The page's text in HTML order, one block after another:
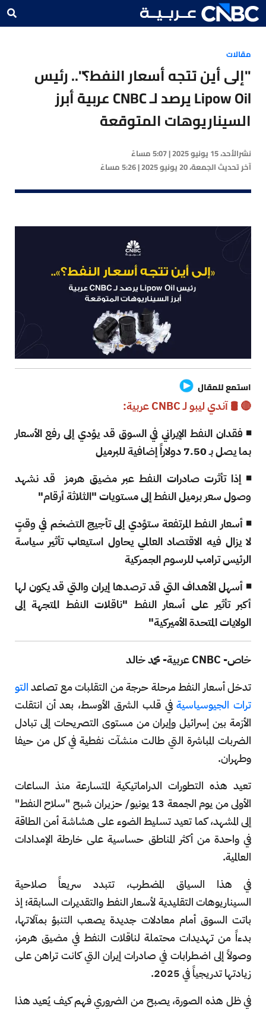
مقالات
"إلى أين تتجه أسعار النفط؟".. رئيس
Lipow Oil يرصد لـ CNBC عربية أبرز
السيناريوهات المتوقعة
نشرالأحد، 15 يونيو 2025 | 5:07 مساءً
آخر تحديثالجمعة، 20 يونيو 2025 | 5:26 مساءً
استمع للمقال
🔴 🛢️ آندي ليبو لـ CNBC عربية:
◾ فقدان النفط الإيراني في السوق قد يؤدي إلى رفع الأسعار
بما يصل بـ 7.50 دولاراً إضافية للبرميل
◾ إذا تأثرت صادرات النفط عبر مضيق هرمز قد نشهد
وصول سعر برميل النفط إلى مستويات "الثلاثة أرقام"
◾ أسعار النفط المرتفعة ستؤدي إلى تأجيج التضخم في وقتٍ
لا يزال فيه الاقتصاد العالمي يحاول استيعاب تأثير سياسة
الرئيس ترامب للرسوم الجمركية
◾ أسهل الأهداف التي قد ترصدها إيران والتي قد يكون لها
أكبر تأثير على أسعار النفط "ناقلات النفط المتجهة إلى
الولايات المتحدة الأميركية"
خاص- CNBC عربية- محمد خالد
تدخل أسعار النفط مرحلة حرجة من التقلبات مع تصاعدالتو
ترات الجيوسياسيةفي قلب الشرق الأوسط، بعد أن انتقلت
الأزمة بين إسرائيل وإيران من مستوى التصريحات إلى تبادل
الضربات المباشرة التي طالت منشآت نفطية في كل من حيفا
وطهران.
تعيد هذه التطورات الدراماتيكية المتسارعة منذ الساعات
الأولى من يوم الجمعة 13 يونيو/ حزيران شبح "سلاح النفط"
إلى المشهد، كما تعيد تسليط الضوء على هشاشة أمن الطاقة
في واحدة من أكثر المناطق حساسية على خارطة الإمدادات
العالمية.
في هذا السياق المضطرب، تتبدد سريعاً صلاحية
السيناريوهات التقليدية لأسعار النفط والتقديرات السابقة؛ إذ
باتت السوق أمام معادلات جديدة يصعب التنبؤ بمآلاتها،
بدءاً من تهديدات محتملة لناقلات النفط في مضيق هرمز،
وصولاً إلى اضطرابات في صادرات إيران التي كانت تراهن على
زيادتها تدريجياً في 2025.
في ظل هذه الصورة، يصبح من الضروري فهم كيف يُعيد هذا